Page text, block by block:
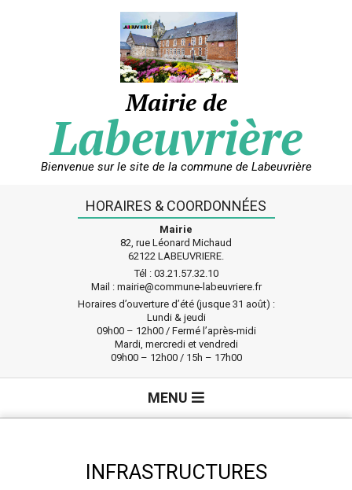
Mairie de
Labeuvrière
Bienvenue sur le site de la commune de Labeuvrière
HORAIRES & COORDONNÉES
Mairie
82, rue Léonard Michaud
62122 LABEUVRIERE.
Tél : 03.21.57.32.10
Mail : mairie@commune-labeuvriere.fr
Horaires d’ouverture d’été (jusque 31 août) :
Lundi & jeudi
09h00 – 12h00 / Fermé l’après-midi
Mardi, mercredi et vendredi
09h00 – 12h00 / 15h – 17h00
MENU
INFRASTRUCTURES